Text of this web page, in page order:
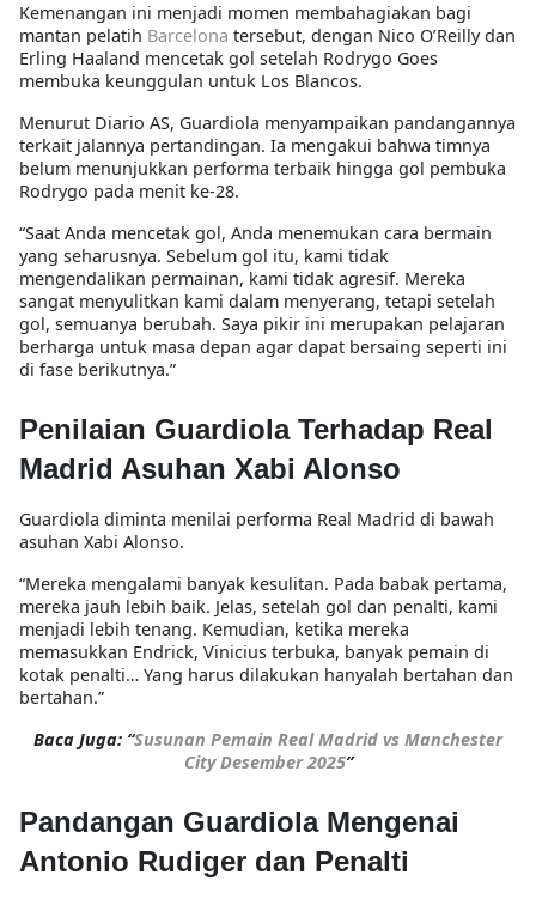
Kemenangan ini menjadi momen membahagiakan bagi
mantan pelatih Barcelona tersebut, dengan Nico O’Reilly dan
Erling Haaland mencetak gol setelah Rodrygo Goes
membuka keunggulan untuk Los Blancos.
Menurut Diario AS, Guardiola menyampaikan pandangannya
terkait jalannya pertandingan. Ia mengakui bahwa timnya
belum menunjukkan performa terbaik hingga gol pembuka
Rodrygo pada menit ke-28.
“Saat Anda mencetak gol, Anda menemukan cara bermain
yang seharusnya. Sebelum gol itu, kami tidak
mengendalikan permainan, kami tidak agresif. Mereka
sangat menyulitkan kami dalam menyerang, tetapi setelah
gol, semuanya berubah. Saya pikir ini merupakan pelajaran
berharga untuk masa depan agar dapat bersaing seperti ini
di fase berikutnya.”
Penilaian Guardiola Terhadap Real
Madrid Asuhan Xabi Alonso
Guardiola diminta menilai performa Real Madrid di bawah
asuhan Xabi Alonso.
“Mereka mengalami banyak kesulitan. Pada babak pertama,
mereka jauh lebih baik. Jelas, setelah gol dan penalti, kami
menjadi lebih tenang. Kemudian, ketika mereka
memasukkan Endrick, Vinicius terbuka, banyak pemain di
kotak penalti… Yang harus dilakukan hanyalah bertahan dan
bertahan.”
Baca Juga: “Susunan Pemain Real Madrid vs Manchester
City Desember 2025”
Pandangan Guardiola Mengenai
Antonio Rudiger dan Penalti